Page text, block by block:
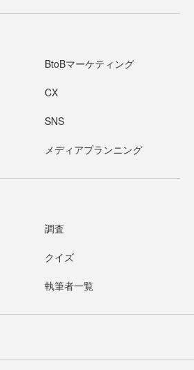
BtoBマーケティング
CX
SNS
メディアプランニング
調査
クイズ
執筆者一覧